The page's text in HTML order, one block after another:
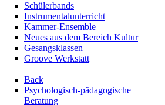
Schülerbands
Instrumentalunterricht
Kammer-Ensemble
Neues aus dem Bereich Kultur
Gesangsklassen
Groove Werkstatt
Back
Psychologisch-pädagogische
Beratung